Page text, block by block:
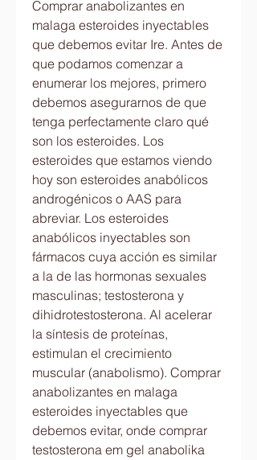
Comprar anabolizantes en
malaga esteroides inyectables
que debemos evitar Ire. Antes de
que podamos comenzar a
enumerar los mejores, primero
debemos asegurarnos de que
tenga perfectamente claro qué
son los esteroides. Los
esteroides que estamos viendo
hoy son esteroides anabólicos
androgénicos o AAS para
abreviar. Los esteroides
anabólicos inyectables son
fármacos cuya acción es similar
a la de las hormonas sexuales
masculinas; testosterona y
dihidrotestosterona. Al acelerar
la síntesis de proteínas,
estimulan el crecimiento
muscular (anabolismo). Comprar
anabolizantes en malaga
esteroides inyectables que
debemos evitar, onde comprar
testosterona em gel anabolika